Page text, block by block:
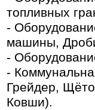
топливных
-
машины,
-
-
Грейдер,
Ковши).